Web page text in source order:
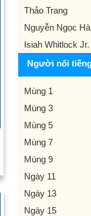
Thảo Trang
Nguyễn Ngọc Hà
Isiah Whitlock Jr.
Người nổi
Mùng 1
Mùng 3
Mùng 5
Mùng 7
Mùng 9
Ngày 11
Ngày 13
Ngày 15